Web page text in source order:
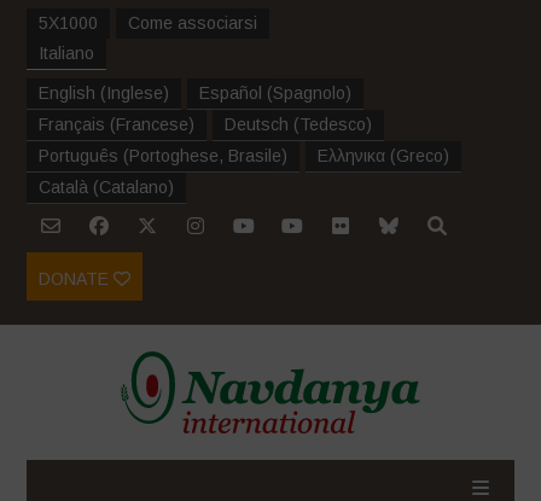
5X1000
Come associarsi
Italiano
English (Inglese) Español (Spagnolo)
Français (Francese) Deutsch (Tedesco)
Português (Portoghese, Brasile) Ελληνικα (Greco)
Català (Catalano)
DONATE